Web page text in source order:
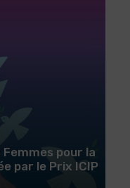
pour la
par le Prix ICIP